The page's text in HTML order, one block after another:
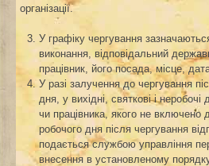
організації.
У графіку чергування
виконання, відповідальний
працівник, його посада, місце,
У разі залучення до чергування
дня, у вихідні, святкові і
чи працівника, якого не включено
робочого дня після чергування
подається службою управління
внесення в установленому